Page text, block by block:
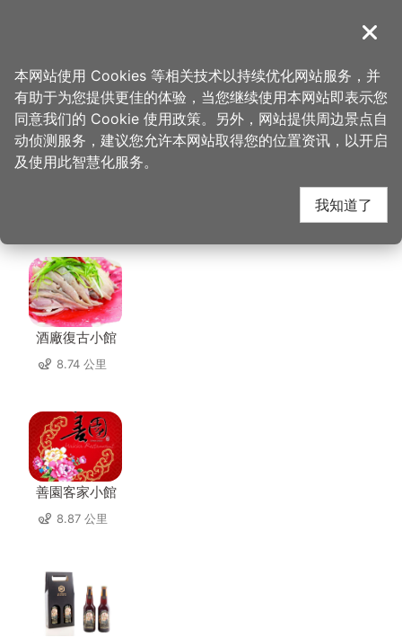
導覽
首页 > 想去的地方 > 住宿 > 丽多森林度假酒店
丽多森林度假酒店 周边
店家
酒廠復古小館
8.74 公里
善園客家小館
8.87 公里
关闭
本网站使用 Cookies 等相关技术以持续优化网站服务，并
有助于为您提供更佳的体验，当您继续使用本网站即表示您
同意我们的 Cookie 使用政策。另外，网站提供周边景点自
动侦测服务，建议您允许本网站取得您的位置资讯，以开启
及使用此智慧化服务。
我知道了